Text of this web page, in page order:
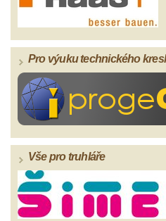
Pro výuku technického
Vše pro truhláře